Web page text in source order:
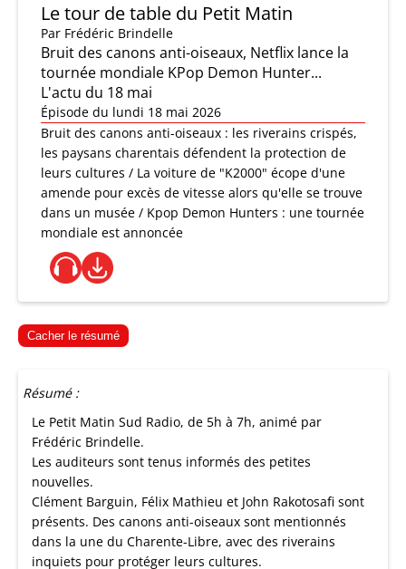
Le tour de table du Petit Matin
Par Frédéric Brindelle
Bruit des canons anti-oiseaux, Netflix lance la
tournée mondiale KPop Demon Hunter...
L'actu du 18 mai
Épisode du lundi 18 mai 2026
Bruit des canons anti-oiseaux : les riverains crispés,
les paysans charentais défendent la protection de
leurs cultures / La voiture de "K2000" écope d'une
amende pour excès de vitesse alors qu'elle se trouve
dans un musée / Kpop Demon Hunters : une tournée
mondiale est annoncée
Cacher le résumé
Résumé :
Le Petit Matin Sud Radio, de 5h à 7h, animé par
Frédéric Brindelle.
Les auditeurs sont tenus informés des petites
nouvelles.
Clément Barguin, Félix Mathieu et John Rakotosafi sont
présents. Des canons anti-oiseaux sont mentionnés
dans la une du Charente-Libre, avec des riverains
inquiets pour protéger leurs cultures.